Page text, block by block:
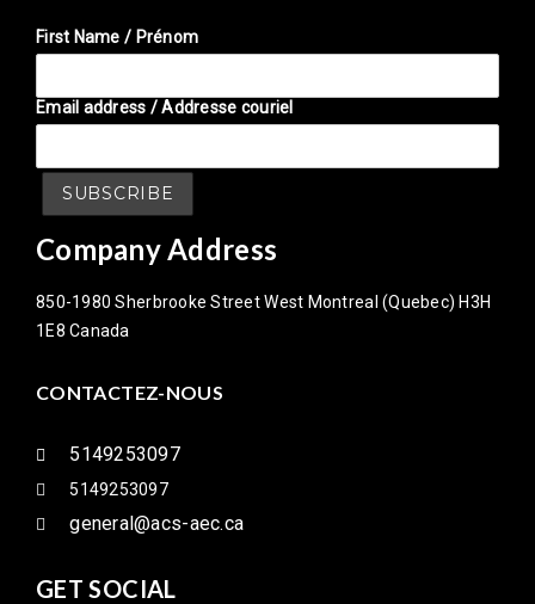
First Name / Prénom
Email address / Addresse couriel
Company Address
850-1980 Sherbrooke Street West Montreal (Quebec) H3H
1E8 Canada
CONTACTEZ-NOUS
5149253097
5149253097
general@acs-aec.ca
GET SOCIAL